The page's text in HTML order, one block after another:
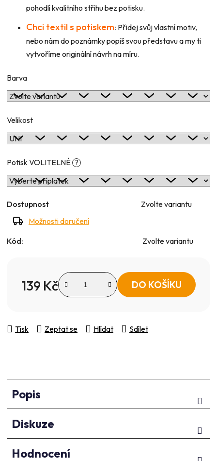
pohodlí kvalitního střihu bez potisku.
Chci textil s potiskem: Přidej svůj vlastní motiv,
nebo nám do poznámky popiš svou představu a my ti
vytvoříme originální návrh na míru.
Barva
Velikost
Potisk VOLITELNÉ ?
Dostupnost
Zvolte variantu
Možnosti doručení
Kód: Zvolte variantu
139 Kč DO KOŠÍKU
Tisk Zeptat se Hlídat Sdílet
Popis
Diskuze
Hodnocení